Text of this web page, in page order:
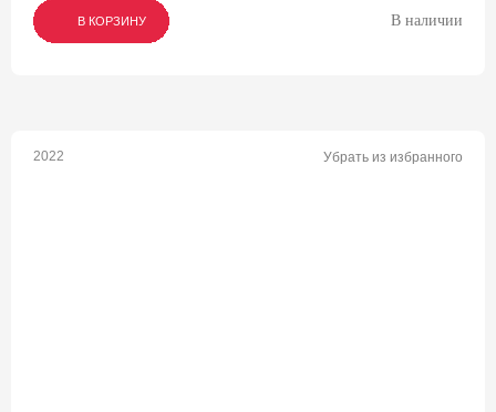
В КОРЗИНУ
В КОРЗИНУ
В КОРЗИНУ В наличии
2022 Убрать из избранного